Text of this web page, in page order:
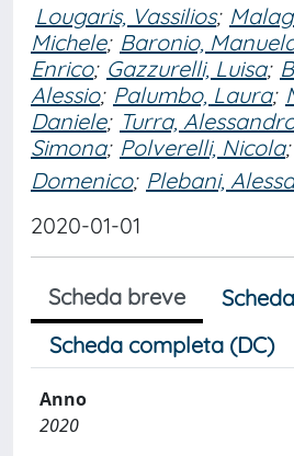
Lougaris, Vassilios;
Michele; Baronio,
Enrico; Gazzurelli, Luisa;
Alessio; Palumbo, Laura;
Daniele; Turra,
Simona; Polverelli, Nicola;
Domenico; Plebani,
2020-01-01
Scheda breve
Scheda completa (DC)
Anno
2020